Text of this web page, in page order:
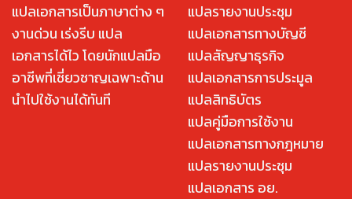
แปลเอกสารเป็นภาษาต่าง ๆ
งานด่วน เร่งรีบ แปล
เอกสารได้ไว โดยนักแปลมือ
อาชีพที่เชี่ยวชาญเฉพาะด้าน
นำไปใช้งานได้ทันที
แปลรายงานประชุม
แปลเอกสารทางบัญชี
แปลสัญญาธุรกิจ
แปลเอกสารการประมูล
แปลสิทธิบัตร
แปลคู่มือการใช้งาน
แปลเอกสารทางกฎหมาย
แปลรายงานประชุม
แปลเอกสาร อย.